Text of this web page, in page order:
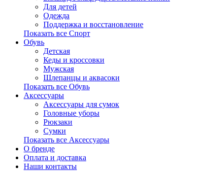
Для детей
Одежда
Поддержка и восстановление
Показать все Спорт
Обувь
Детская
Кеды и кроссовки
Мужская
Шлепанцы и аквасоки
Показать все Обувь
Аксессуары
Аксессуары для сумок
Головные уборы
Рюкзаки
Сумки
Показать все Аксессуары
О бренде
Оплата и доставка
Наши контакты